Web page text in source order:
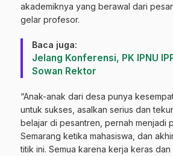
akademiknya yang berawal dari
gelar profesor.
Baca juga:
Jelang Konferensi, PK IPNU
Sowan Rektor
“Anak-anak dari desa punya
untuk sukses, asalkan serius dan
belajar di pesantren, pernah menjadi
Semarang ketika mahasiswa, dan
titik ini. Semua karena kerja keras dan